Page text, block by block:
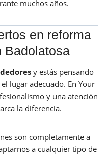
muchos años.
en reforma
Badolatosa
y estás pensando
lugar adecuado. En Your
y una atención
la diferencia.
son completamente a
a cualquier tipo de